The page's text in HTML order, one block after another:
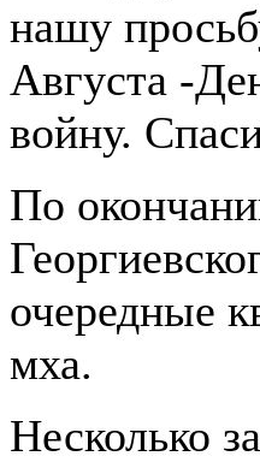
нашу
Августа -
войну.
По
очередные
мха.
Несколько